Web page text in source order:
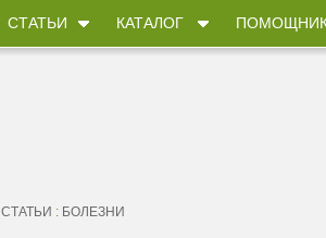
СТАТЬИ КАТАЛОГ
СТАТЬИ : БОЛЕЗНИ